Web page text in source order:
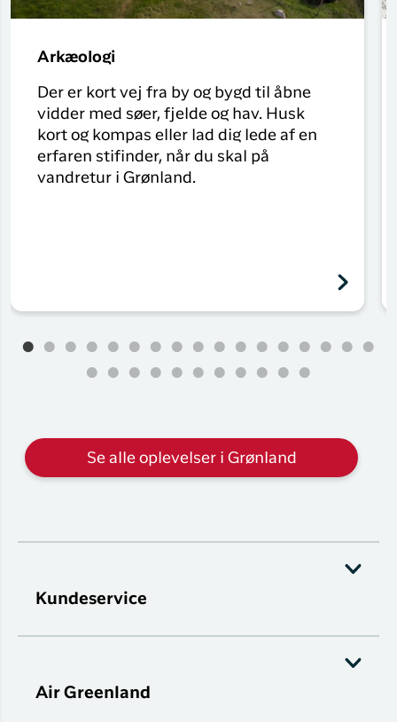
Arkæologi
Der er kort vej fra by og bygd til åbne
vidder med søer, fjelde og hav. Husk
kort og kompas eller lad dig lede af en
erfaren stifinder, når du skal på
vandretur i Grønland.
Se alle oplevelser i Grønland
Kundeservice
Air Greenland